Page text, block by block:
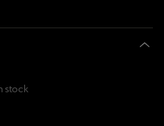
stock